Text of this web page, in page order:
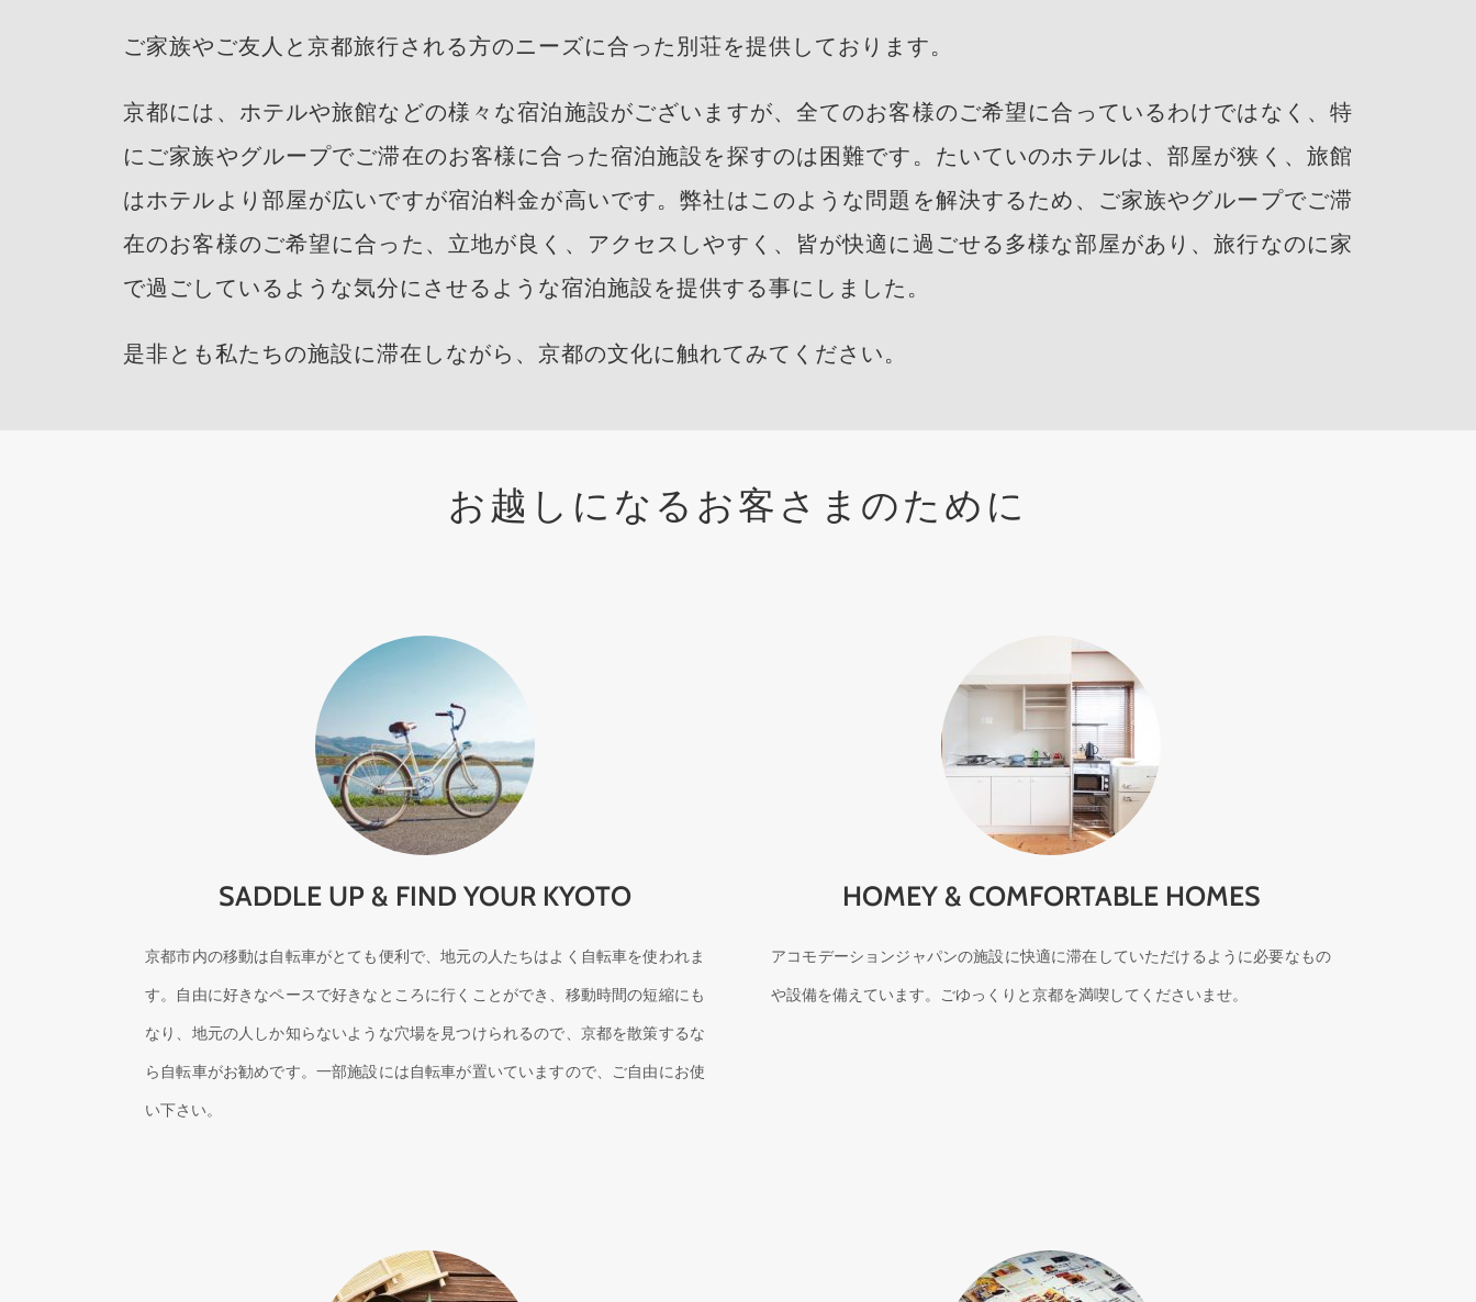
ご家族やご友人と京都旅行される方のニーズに合った別荘を提供しております。
京都には、ホテルや旅館などの様々な宿泊施設がございますが、全てのお客様のご希望に合っているわけではなく、特
にご家族やグループでご滞在のお客様に合った宿泊施設を探すのは困難です。たいていのホテルは、部屋が狭く、旅館
はホテルより部屋が広いですが宿泊料金が高いです。弊社はこのような問題を解決するため、ご家族やグループでご滞
在のお客様のご希望に合った、立地が良く、アクセスしやすく、皆が快適に過ごせる多様な部屋があり、旅行なのに家
で過ごしているような気分にさせるような宿泊施設を提供する事にしました。
是非とも私たちの施設に滞在しながら、京都の文化に触れてみてください。
お越しになるお客さまのために
SADDLE UP & FIND YOUR KYOTO
京都市内の移動は自転車がとても便利で、地元の人たちはよく自転車を使われま
す。自由に好きなペースで好きなところに行くことができ、移動時間の短縮にも
なり、地元の人しか知らないような穴場を見つけられるので、京都を散策するな
ら自転車がお勧めです。一部施設には自転車が置いていますので、ご自由にお使
い下さい。
HOMEY & COMFORTABLE HOMES
アコモデーションジャパンの施設に快適に滞在していただけるように必要なもの
や設備を備えています。ごゆっくりと京都を満喫してくださいませ。